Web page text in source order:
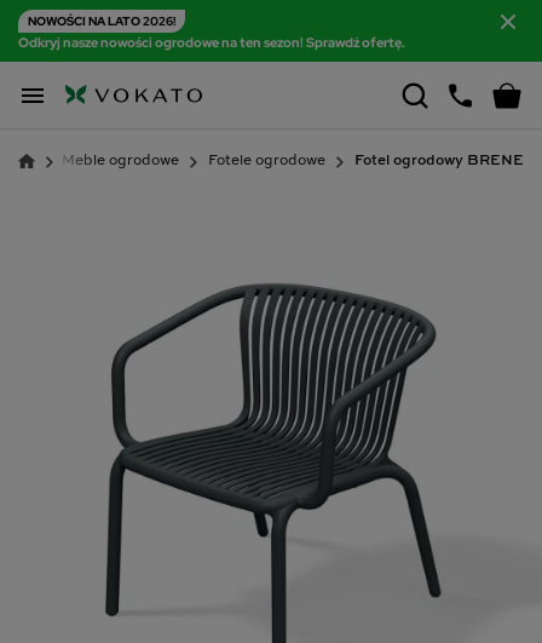
NOWOŚCI NA LATO 2026!
Odkryj nasze nowości ogrodowe na ten sezon! Sprawdź ofertę.

Meble ogrodowe Fotele ogrodowe Fotel ogrodowy BRENE